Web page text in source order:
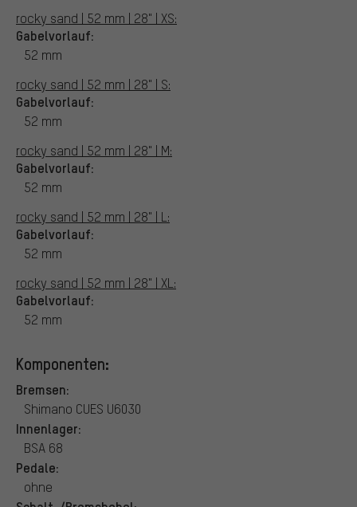
rocky sand | 52 mm | 28" | XS:
Gabelvorlauf:
52 mm
rocky sand | 52 mm | 28" | S:
Gabelvorlauf:
52 mm
rocky sand | 52 mm | 28" | M:
Gabelvorlauf:
52 mm
rocky sand | 52 mm | 28" | L:
Gabelvorlauf:
52 mm
rocky sand | 52 mm | 28" | XL:
Gabelvorlauf:
52 mm
Komponenten:
Bremsen:
Shimano CUES U6030
Innenlager:
BSA 68
Pedale:
ohne